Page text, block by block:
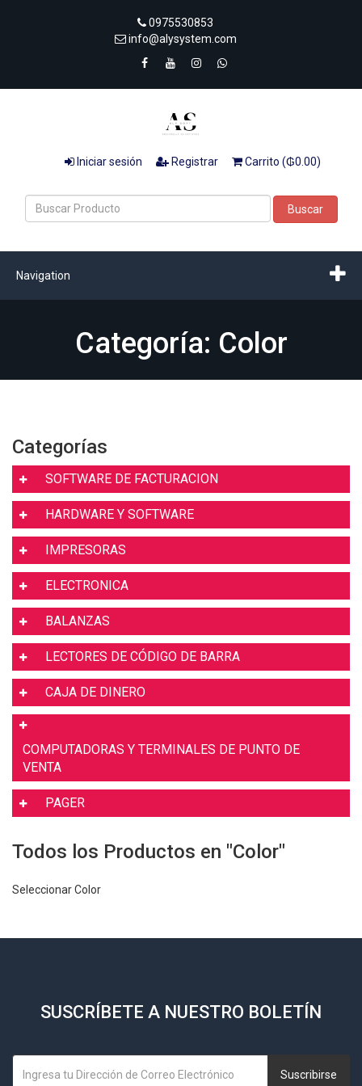
0975530853
info@alysystem.com
Iniciar sesión Registrar Carrito (₲0.00)
Buscar
Navigation
Categoría: Color
Categorías
SOFTWARE DE FACTURACION
HARDWARE Y SOFTWARE
IMPRESORAS
ELECTRONICA
BALANZAS
LECTORES DE CÓDIGO DE BARRA
CAJA DE DINERO
COMPUTADORAS Y TERMINALES DE PUNTO DE
VENTA
PAGER
Todos los Productos en "Color"
Seleccionar Color
SUSCRÍBETE A NUESTRO BOLETÍN
Suscribirse